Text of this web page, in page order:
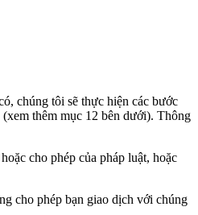
chúng tôi sẽ thực hiện các bước
(xem thêm mục 12 bên dưới). Thông
cho phép của pháp luật, hoặc
cho phép bạn giao dịch với chúng